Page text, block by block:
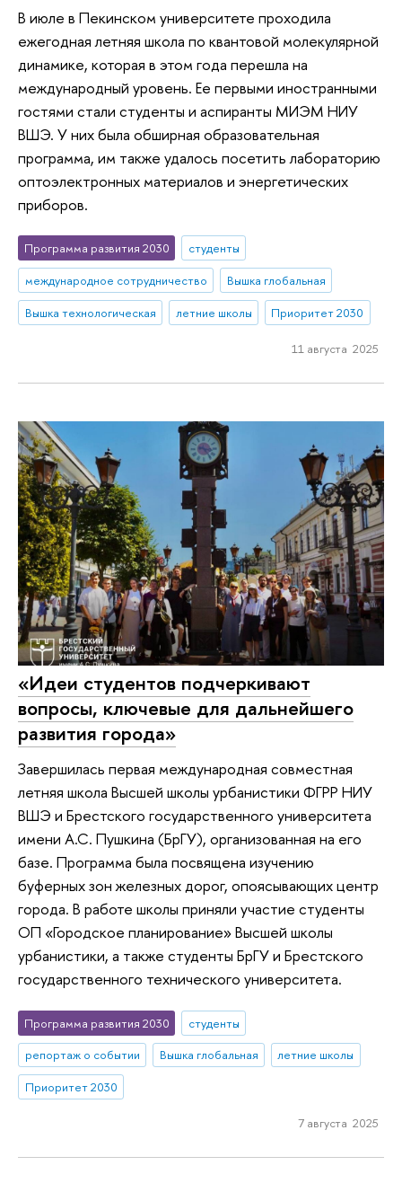
В июле в Пекинском университете проходила
ежегодная летняя школа по квантовой молекулярной
динамике, которая в этом года перешла на
международный уровень. Ее первыми иностранными
гостями стали студенты и аспиранты МИЭМ НИУ
ВШЭ. У них была обширная образовательная
программа, им также удалось посетить лабораторию
оптоэлектронных материалов и энергетических
приборов.
Программа развития 2030
студенты
международное сотрудничество
Вышка глобальная
Вышка технологическая
летние школы Приоритет 2030
11 августа 2025
«Идеи студентов подчеркивают
вопросы, ключевые для дальнейшего
развития города»
Завершилась первая международная совместная
летняя школа Высшей школы урбанистики ФГРР НИУ
ВШЭ и Брестского государственного университета
имени А.С. Пушкина (БрГУ), организованная на его
базе. Программа была посвящена изучению
буферных зон железных дорог, опоясывающих центр
города. В работе школы приняли участие студенты
ОП «Городское планирование» Высшей школы
урбанистики, а также студенты БрГУ и Брестского
государственного технического университета.
Программа развития 2030
студенты
репортаж о событии
Вышка глобальная
летние школы
Приоритет 2030
7 августа 2025